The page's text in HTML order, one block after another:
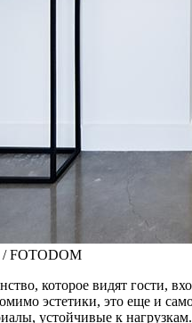
/ FOTODOM
которое видят гости,
эстетики, это еще и
устойчивые к нагрузкам.